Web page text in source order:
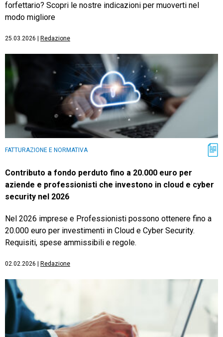
forfettario? Scopri le nostre indicazioni per muoverti nel
modo migliore
25.03.2026 Redazione
FATTURAZIONE E NORMATIVA
Contributo a fondo perduto fino a 20.000 euro per
aziende e professionisti che investono in cloud e cyber
security nel 2026
Nel 2026 imprese e Professionisti possono ottenere fino a
20.000 euro per investimenti in Cloud e Cyber Security.
Requisiti, spese ammissibili e regole.
02.02.2026 Redazione